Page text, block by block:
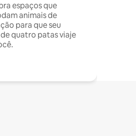
espaços que
animais de
para que seu
quatro patas viaje